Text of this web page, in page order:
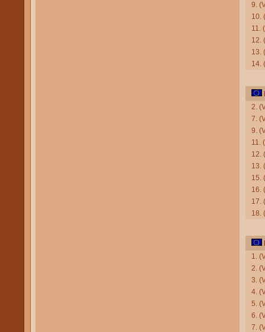
9.
10.
11.
12.
13.
14.
2.
7.
9.
11.
12.
13.
15.
16.
17.
18.
1.
2.
3.
4.
5.
6.
7.